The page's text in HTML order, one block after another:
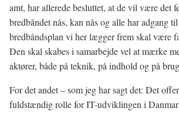
amt, har allerede besluttet, at de vil være det
bredbåndet nås, kan nås og alle har adgang
bredbåndsplan vi her lægger frem skal være
Den skal skabes i samarbejde vel at mærke
aktører, både på teknik, på indhold og på
For det andet – som jeg har sagt det: Det
fuldstændig rolle for IT-udviklingen i